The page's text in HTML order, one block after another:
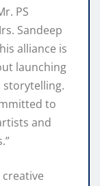
PS
Sandeep
alliance is
launching
storytelling.
to
and